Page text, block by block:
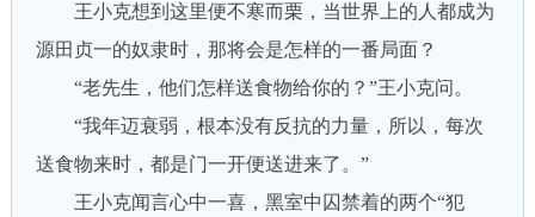
王小克想到这里便不寒而栗，当世界上的人都成为
源田贞一的奴隶时，那将会是怎样的一番局面？
“老先生，他们怎样送食物给你的？”王小克问。
“我年迈衰弱，根本没有反抗的力量，所以，每次
送食物来时，都是门一开便送进来了。”
王小克闻言心中一喜，黑室中囚禁着的两个“犯